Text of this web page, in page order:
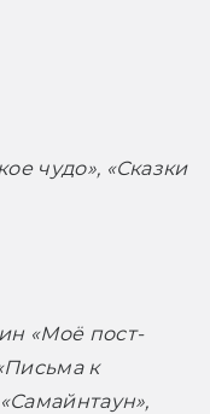
чудо», «Сказки
«Моё пост-
к